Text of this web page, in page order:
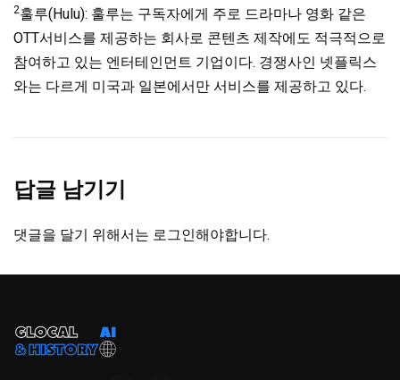
2훌루(Hulu): 훌루는 구독자에게 주로 드라마나 영화 같은
OTT서비스를 제공하는 회사로 콘텐츠 제작에도 적극적으로
참여하고 있는 엔터테인먼트 기업이다. 경쟁사인 넷플릭스
와는 다르게 미국과 일본에서만 서비스를 제공하고 있다.
답글 남기기
댓글을 달기 위해서는 로그인해야합니다.